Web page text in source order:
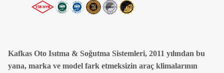
Kafkas Oto Isıtma & Soğutma Sistemleri, 2011 yılından bu
yana, marka ve model fark etmeksizin araç klimalarının